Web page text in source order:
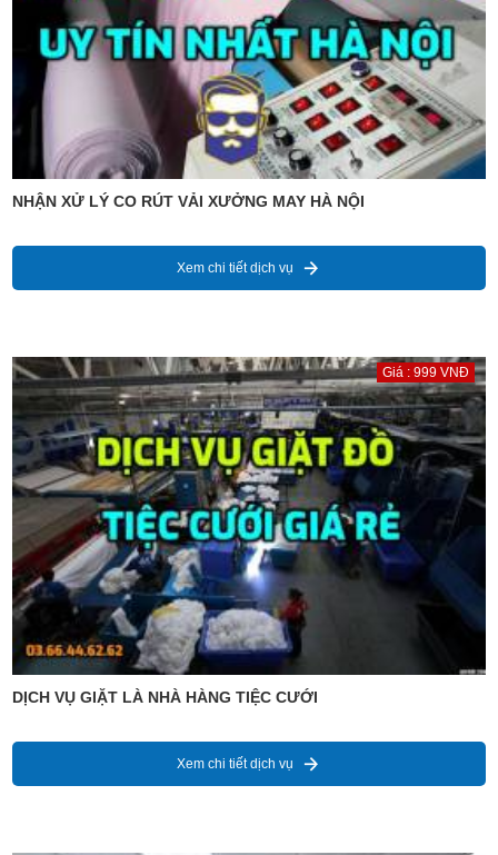
NHẬN XỬ LÝ CO RÚT VẢI XƯỞNG MAY HÀ NỘI
Xem chi tiết dịch vụ
Giá : 999 VNĐ
DỊCH VỤ GIẶT LÀ NHÀ HÀNG TIỆC CƯỚI
Xem chi tiết dịch vụ